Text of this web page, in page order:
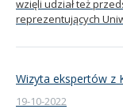
wzięli udział też
reprezentujących
Wizyta ekspertów z
19-10-2022